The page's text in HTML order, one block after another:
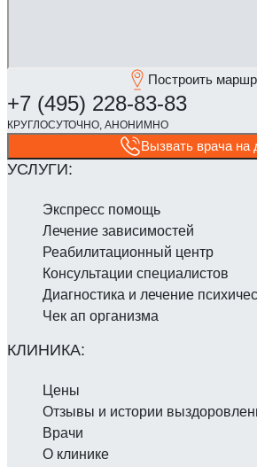
Построить
Вызвать врача на
Экспресс помощь
Лечение зависимостей
Реабилитаци­онный центр
Консультации специалистов
Диагностика и лечение
Чек ап организма
Цены
Отзывы и истории
Врачи
О клинике